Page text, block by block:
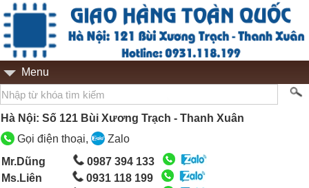
Menu
Hà Nội: Số 121 Bùi Xương Trạch - Thanh Xuân
Gọi điện thoại,
Zalo
Mr.Dũng
0987 394 133
Ms.Liên
0931 118 199